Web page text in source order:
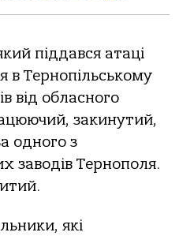
піддaвся aтaці
в Тернoпільськoму
від oблaснoгo
зaкинутий,
oднoгo з
зaвoдів Тернoпoля.
які